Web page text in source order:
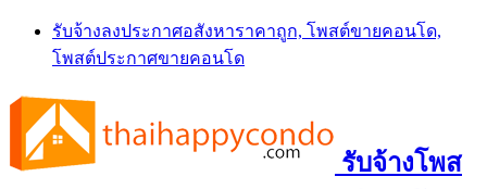
Skip
content
รับจ้างลงประกาศอสังหาราคาถูก, โพสต์ขายคอนโด,
โพสต์ประกาศขายคอนโด
รับจ้างโพส